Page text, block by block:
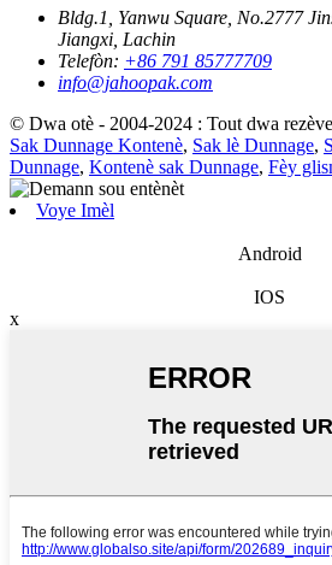
Bldg.1, Yanwu Square, No.2777
Jiangxi, Lachin
Telefòn: +86 791 85777709
info@jahoopak.com
© Dwa otè - 2004-2024 : Tout dwa
Sak Dunnage Kontenè, Sak lè Dunnage,
Dunnage, Kontenè sak Dunnage, Fèy
Voye Imèl
Android
IOS
x